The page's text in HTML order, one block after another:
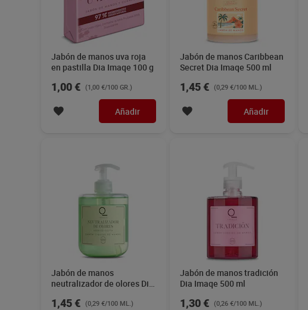
Jabón de manos uva roja
en pastilla Dia Imaqe 100 g
1,00 € (1,00 €/100 GR.)
Añadir
Jabón de manos Caribbean
Secret Dia Imaqe 500 ml
1,45 € (0,29 €/100 ML.)
Añadir
Jabón de manos
neutralizador de olores Dia
1,45 € (0,29 €/100 ML.)
Jabón de manos tradición
Dia Imaqe 500 ml
1,30 € (0,26 €/100 ML.)